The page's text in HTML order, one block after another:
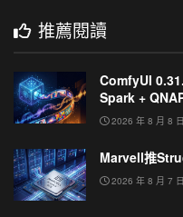
推薦閱讀
ComfyUI
Spark +
2026 年 8 月 8 日
Marvell推
2026 年 8 月 7 日